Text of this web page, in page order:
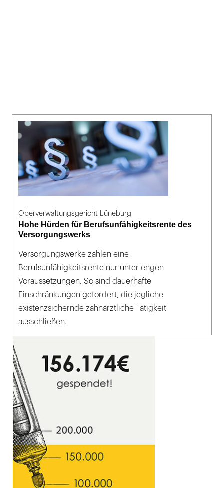
Oberverwaltungsgericht Lüneburg
Hohe Hürden für Berufsunfähigkeitsrente des
Versorgungswerks
Versorgungswerke zahlen eine
Berufsunfähigkeitsrente nur unter engen
Voraussetzungen. So sind dauerhafte
Einschränkungen gefordert, die jegliche
existenzsichernde zahnärztliche Tätigkeit
ausschließen.